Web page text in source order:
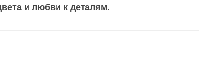
и любви к деталям.